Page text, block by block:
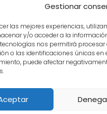
Gestionar
las mejores experiencias,
y/o acceder a la
nos permitirá
o las identificaciones únicas en
puede afectar
Tiendas de vino por
en Rioja Vino Rioja para